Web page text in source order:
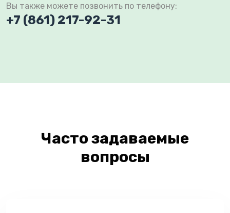
Вы также можете позвонить по телефону:
+7 (861) 217-92-31
Часто задаваемые
вопросы